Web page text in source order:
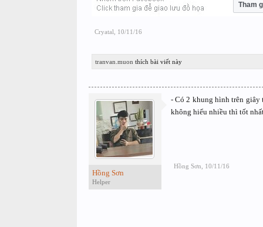
Tham
Cryatal 10/11/16
tranvan.muon thích bài viết này
Hồng Sơn
Helper
- Có 2 khung hình trên giây
không hiểu nhiều thì tốt
Hồng Sơn 10/11/16